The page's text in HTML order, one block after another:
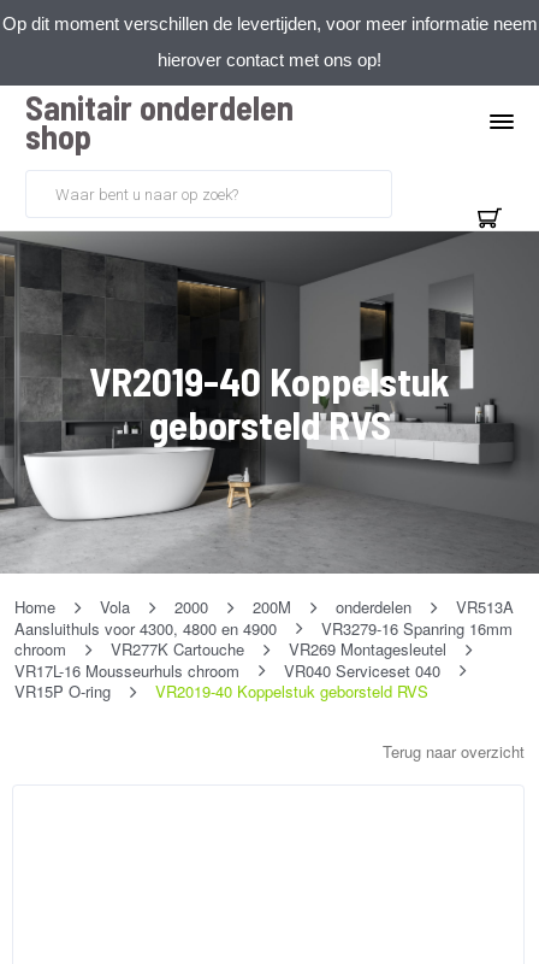
Op dit moment verschillen de levertijden, voor meer informatie neem
hierover contact met ons op!
Sanitair onderdelen
shop
VR2019-40 Koppelstuk
geborsteld RVS
Home Vola 2000 200M onderdelen
VR513A
Aansluithuls voor 4300, 4800 en 4900
VR3279-16 Spanring 16mm
chroom
VR277K Cartouche
VR269 Montagesleutel
VR17L-16 Mousseurhuls chroom
VR040 Serviceset 040
VR15P O-ring
VR2019-40 Koppelstuk geborsteld RVS
Terug naar overzicht